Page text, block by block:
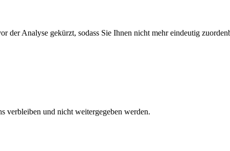
Analyse gekürzt, sodass Sie Ihnen nicht mehr eindeutig
verbleiben und nicht weitergegeben werden.